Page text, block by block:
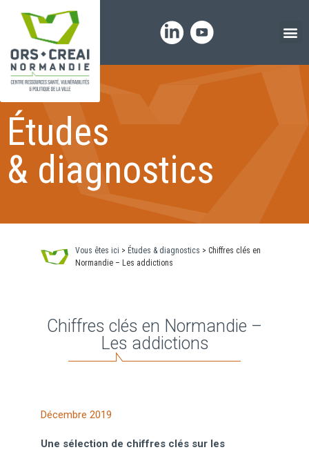
Études
& diagnostics
Vous êtes ici > Études & diagnostics > Chiffres clés en
Normandie – Les addictions
Chiffres clés en Normandie –
Les addictions
Décembre 2019
Une sélection de chiffres clés sur les
Panneau de gestion des cookies